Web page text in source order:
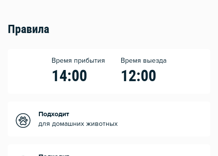
Правила
Время прибытия
14:00
Время выезда
12:00
Подходит
для домашних животных